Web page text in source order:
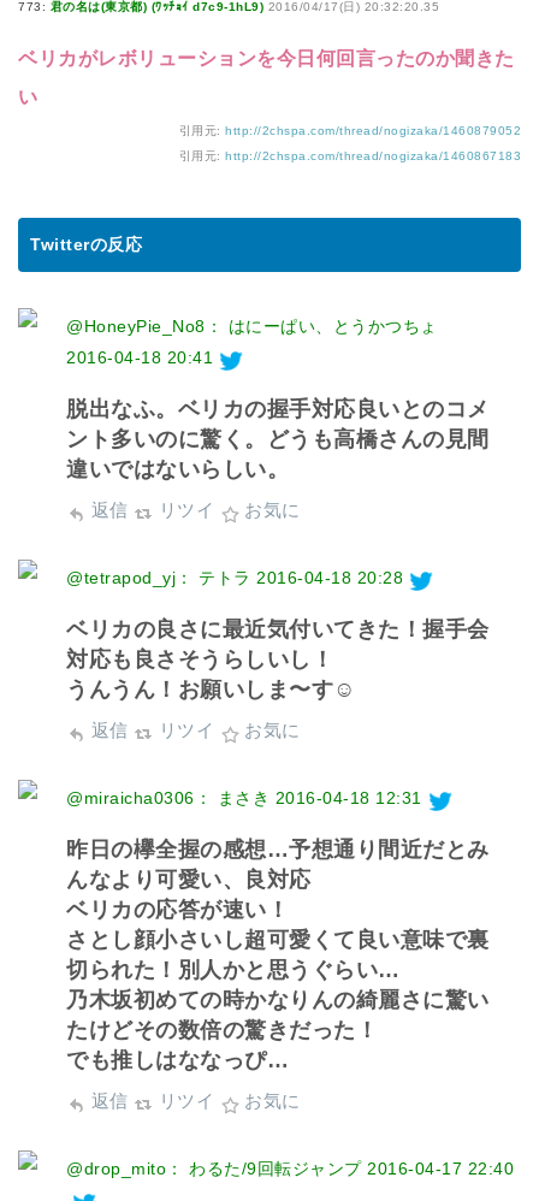
773: 君の名は(東京都) (ﾜｯﾁｮｲ d7c9-1hL9) 2016/04/17(日) 20:32:20.35
ベリカがレボリューションを今日何回言ったのか聞きた
い
引用元: http://2chspa.com/thread/nogizaka/1460879052
引用元: http://2chspa.com/thread/nogizaka/1460867183
Twitterの反応
@HoneyPie_No8： はにーぱい、とうかつちょ
2016-04-18 20:41
脱出なふ。ベリカの握手対応良いとのコメ
ント多いのに驚く。どうも高橋さんの見間
違いではないらしい。
返信 リツイ お気に
@tetrapod_yj： テトラ 2016-04-18 20:28
ベリカの良さに最近気付いてきた！握手会
対応も良さそうらしいし！
うんうん！お願いしま〜す☺️
返信 リツイ お気に
@miraicha0306： まさき 2016-04-18 12:31
昨日の欅全握の感想…予想通り間近だとみ
んなより可愛い、良対応
ベリカの応答が速い！
さとし顔小さいし超可愛くて良い意味で裏
切られた！別人かと思うぐらい…
乃木坂初めての時かなりんの綺麗さに驚い
たけどその数倍の驚きだった！
でも推しはななっぴ…
返信 リツイ お気に
@drop_mito： わるた/9回転ジャンプ 2016-04-17 22:40